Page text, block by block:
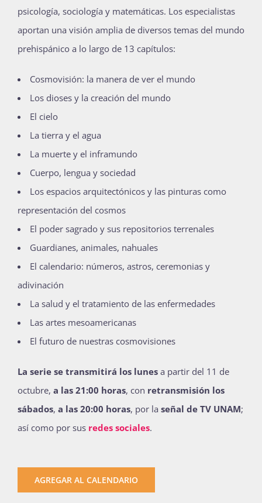
psicología, sociología y matemáticas. Los especialistas
aportan una visión amplia de diversos temas del mundo
prehispánico a lo largo de 13 capítulos:
Cosmovisión: la manera de ver el mundo
Los dioses y la creación del mundo
El cielo
La tierra y el agua
La muerte y el inframundo
Cuerpo, lengua y sociedad
Los espacios arquitectónicos y las pinturas como
representación del cosmos
El poder sagrado y sus repositorios terrenales
Guardianes, animales, nahuales
El calendario: números, astros, ceremonias y
adivinación
La salud y el tratamiento de las enfermedades
Las artes mesoamericanas
El futuro de nuestras cosmovisiones
La serie se transmitirá los lunes a partir del 11 de
octubre, a las 21:00 horas, con retransmisión los
sábados, a las 20:00 horas, por la señal de TV UNAM;
así como por sus redes sociales.
AGREGAR AL CALENDARIO